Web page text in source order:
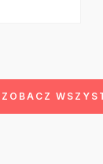
ZOBACZ